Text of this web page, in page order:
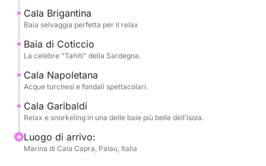
Cala Coticcio, spesso soprannominata la "Tahiti
della Sardegna", e scoprire il fascino di Cala
una giornata all’insegna del mare, dello snorkeling e
del relax, circondato da paesaggi naturali tra i più
spettacolari del Mediterraneo.
Perfetto per coppie, famiglie o gruppi di amici,
questo tour rappresenta uno dei modi migliori per
Cala Brigantina
Baia selvaggia perfetta per il relax
Baia di Coticcio
La celebre "Tahiti" della Sardegna.
Cala Napoletana
Acque turchesi e fondali spettacolari.
Cala Garibaldi
Relax e snorkeling in una delle baie più belle dell’isola.
Luogo di arrivo:
Marina di Cala Capra, Palau, Italia